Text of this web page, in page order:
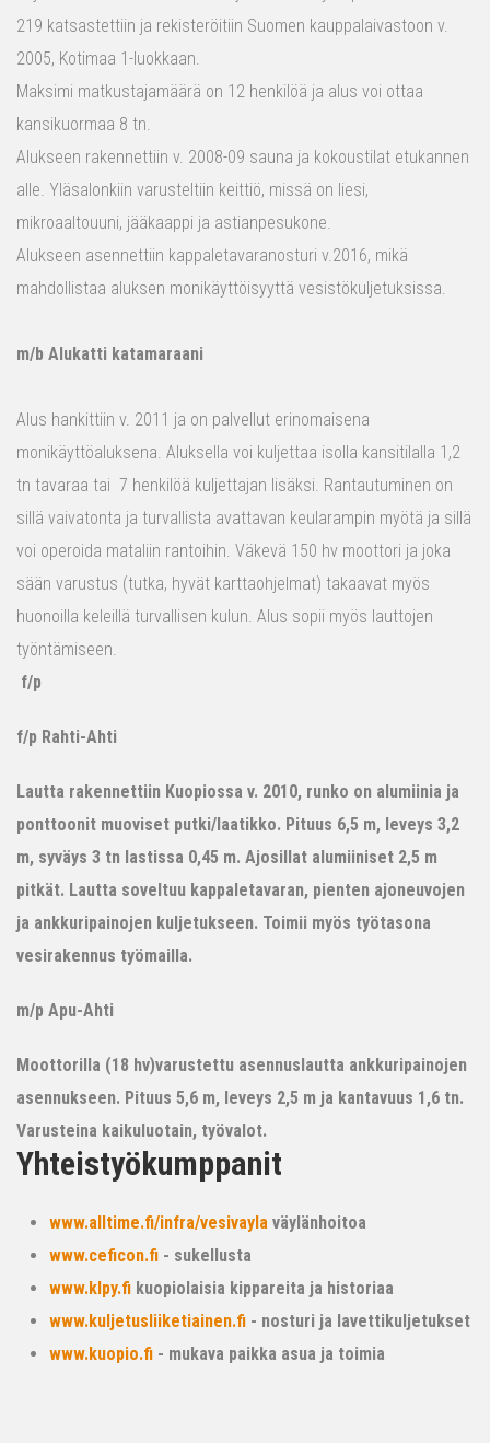
219 katsastettiin ja rekisteröitiin Suomen kauppalaivastoon v.
2005, Kotimaa 1-luokkaan.
Maksimi matkustajamäärä on 12 henkilöä ja alus voi ottaa
kansikuormaa 8 tn.
Alukseen rakennettiin v. 2008-09 sauna ja kokoustilat etukannen
alle. Yläsalonkiin varusteltiin keittiö, missä on liesi,
mikroaaltouuni, jääkaappi ja astianpesukone.
Alukseen asennettiin kappaletavaranosturi v.2016, mikä
mahdollistaa aluksen monikäyttöisyyttä vesistökuljetuksissa.
m/b Alukatti katamaraani
Alus hankittiin v. 2011 ja on palvellut erinomaisena
monikäyttöaluksena. Aluksella voi kuljettaa isolla kansitilalla 1,2
tn tavaraa tai 7 henkilöä kuljettajan lisäksi. Rantautuminen on
sillä vaivatonta ja turvallista avattavan keularampin myötä ja sillä
voi operoida mataliin rantoihin. Väkevä 150 hv moottori ja joka
sään varustus (tutka, hyvät karttaohjelmat) takaavat myös
huonoilla keleillä turvallisen kulun. Alus sopii myös lauttojen
työntämiseen.
f/p
f/p Rahti-Ahti
Lautta rakennettiin Kuopiossa v. 2010, runko on alumiinia ja
ponttoonit muoviset putki/laatikko. Pituus 6,5 m, leveys 3,2
m, syväys 3 tn lastissa 0,45 m. Ajosillat alumiiniset 2,5 m
pitkät. Lautta soveltuu kappaletavaran, pienten ajoneuvojen
ja ankkuripainojen kuljetukseen. Toimii myös työtasona
vesirakennus työmailla.
m/p Apu-Ahti
Moottorilla (18 hv)varustettu asennuslautta ankkuripainojen
asennukseen. Pituus 5,6 m, leveys 2,5 m ja kantavuus 1,6 tn.
Varusteina kaikuluotain, työvalot.
Yhteistyökumppanit
www.alltime.fi/infra/vesivayla väylänhoitoa
www.ceficon.fi - sukellusta
www.klpy.fi kuopiolaisia kippareita ja historiaa
www.kuljetusliiketiainen.fi - nosturi ja lavettikuljetukset
www.kuopio.fi - mukava paikka asua ja toimia